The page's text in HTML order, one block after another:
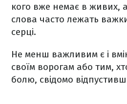
кого вже немає в живих,
слова часто лежать
серці.
Не менш важливим є і
своїм ворогам або тим,
болю, свідомо